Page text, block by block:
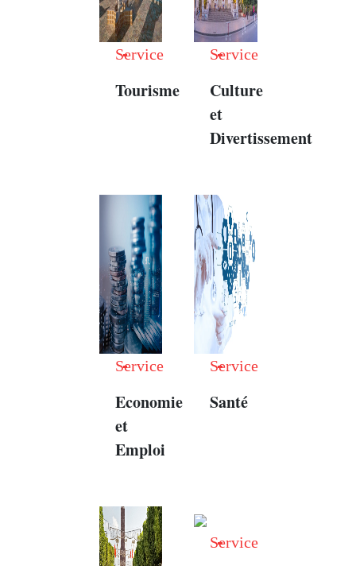
Service
Tourisme
Service
Culture
et
Divertissement
Service
Economie
et
Emploi
Service
Santé
Service